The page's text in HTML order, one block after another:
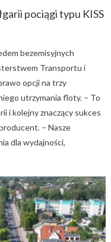
pociągi typu KISS
bezemisyjnych
Transportu i
opcji na trzy
utrzymania floty. – To
i kolejny znaczący sukces
– Nasze
dla wydajności,